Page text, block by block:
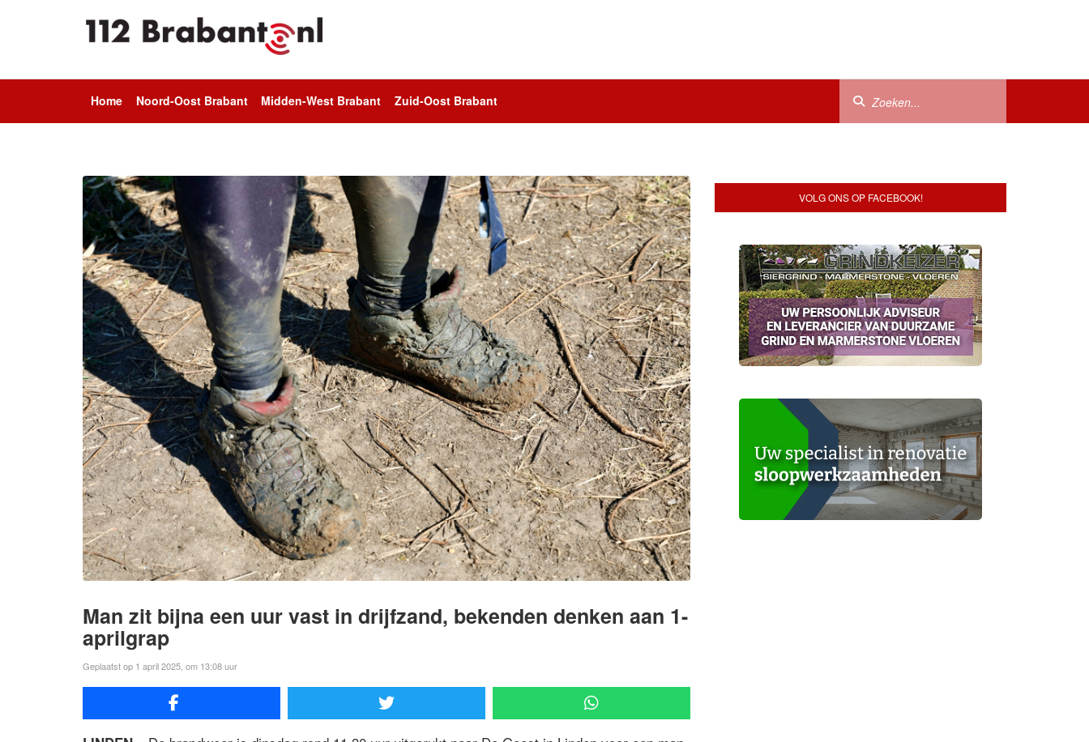
Home Noord-Oost Brabant Midden-West Brabant Zuid-Oost Brabant
Man zit bijna een uur vast in drijfzand, bekenden denken aan 1-
aprilgrap
Geplaatst op 1 april 2025, om 13:08 uur
VOLG ONS OP FACEBOOK!